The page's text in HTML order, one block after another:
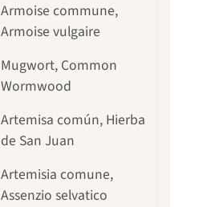
Armoise commune,
Armoise vulgaire
Mugwort, Common
Wormwood
Artemisa común, Hierba
de San Juan
Artemisia comune,
Assenzio selvatico